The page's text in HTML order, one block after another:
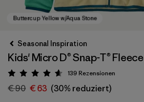
Seasonal Inspiration
Kids' Micro D® Snap-T®
Bewertung: 4.6 / 5
139 Rezensionen
€ 90 € 63 (30% reduziert)